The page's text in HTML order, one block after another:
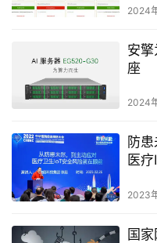
2024
安
座
2024
防
医
2023
国